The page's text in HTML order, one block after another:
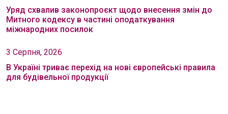
Уряд схвалив законопроєкт щодо внесення змін до
Митного кодексу в частині оподаткування
міжнародних посилок
3 Серпня, 2026
В Україні триває перехід на нові європейські правила
для будівельної продукції